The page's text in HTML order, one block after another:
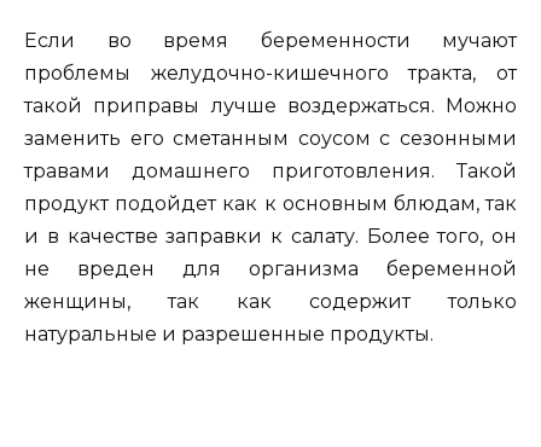
Если во время беременности мучают
проблемы желудочно-кишечного тракта, от
такой приправы лучше воздержаться. Можно
заменить его сметанным соусом с сезонными
травами домашнего приготовления. Такой
продукт подойдет как к основным блюдам, так
и в качестве заправки к салату. Более того, он
не вреден для организма беременной
женщины, так как содержит только
натуральные и разрешенные продукты.